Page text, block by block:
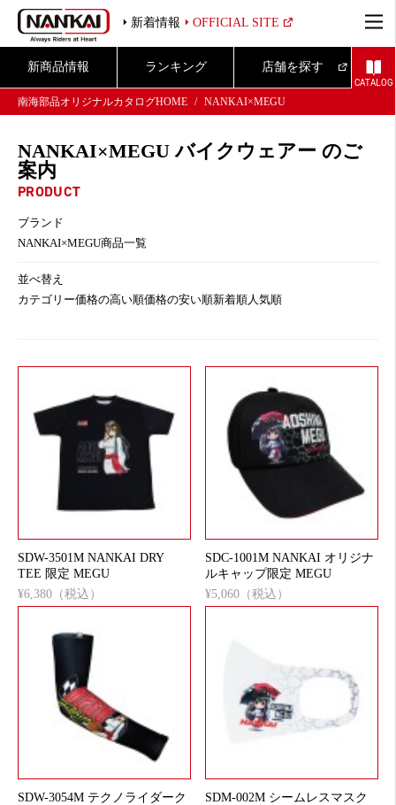
新着情報 OFFICIAL SITE
新商品情報 ランキング 店舗を探す
CATALOG
南海部品オリジナルカタログHOME
NANKAI×MEGU
NANKAI×MEGU バイクウェアー のご
案内
PRODUCT
ブランド
NANKAI×MEGU商品一覧
並べ替え
カテゴリー価格の高い順価格の安い順新着順人気順
SDW-3501M NANKAI DRY
TEE 限定 MEGU
¥6,380（税込）
SDC-1001M NANKAI オリジナ
ルキャップ限定 MEGU
¥5,060（税込）
SDW-3054M テクノライダーク
SDM-002M シームレスマスク